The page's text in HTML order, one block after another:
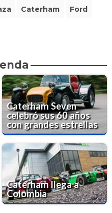
Caterham Ford
Caterham Seven
celebró sus 60 años
con grandes estrellas
Caterham llega a
Colombia